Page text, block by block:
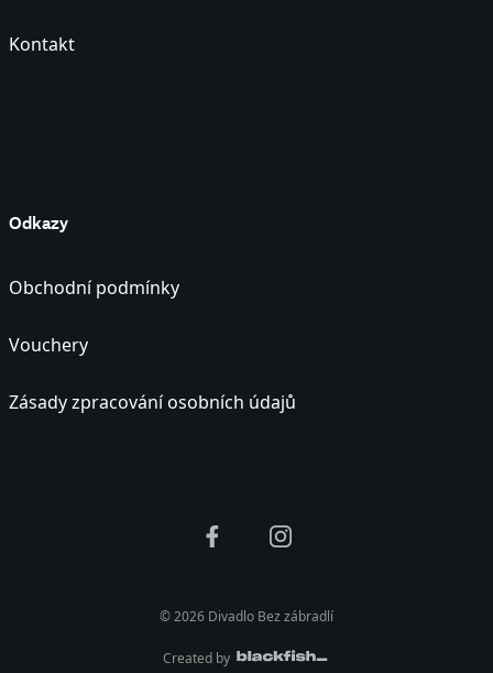
Kontakt
Odkazy
Obchodní podmínky
Vouchery
Zásady zpracování osobních údajů
© 2026 Divadlo Bez zábradlí
Created by